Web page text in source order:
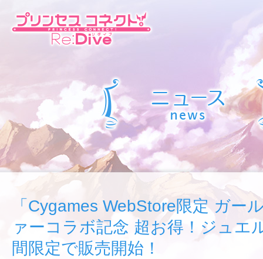
「Cygames WebStore限定 ガー
ァーコラボ記念 超お得！ジュエ
間限定で販売開始！